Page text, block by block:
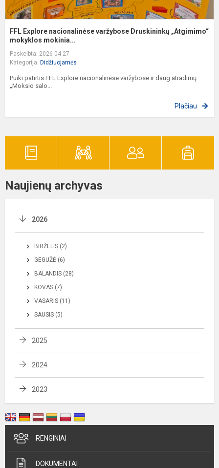
FFL Explore nacionalinėse varžybose Druskininkų „Atgimimo“
mokyklos mokinia...
Paskelbta: 2026-04-27
Kategorija: Didžiuojamės
Puiki patirtis FFL Explore nacionalinėse varžybose ir daug atradimų
„Mokslo salo...
Plačiau
Naujienų archyvas
2026
BIRŽELIS (2)
GEGUŽĖ (6)
BALANDIS (28)
KOVAS (7)
VASARIS (11)
SAUSIS (5)
2025
2024
2023
RENGINIAI
DOKUMENTAI